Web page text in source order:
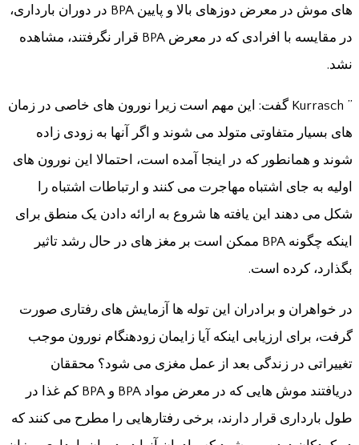
های موش در معرض دوزهای بالا و پایین BPA در دوران بارداری،
در مقایسه با افرادی که در معرض BPA قرار نگرفتند، مشاهده
نشد.
” Kurrasch گفت: این مهم است زیرا نورون های خاصی در زمان
های بسیار متفاوتی متولد می شوند و اگر آنها به زودی زاده
شوند و همانطور که در اینجا آمده است، احتمالا این نورون های
اولیه به جای اشتباه مهاجرت می کنند و ارتباطات اشتباه را
شکل می دهند این یافته ها شروع به ارائه دادن یک منطق برای
اینکه چگونه BPA ممکن است بر مغز های در حال رشد تاثیر
بگذارد، کرده است.
در خواهران و برادران این توله ها آزمایش های رفتاری صورت
گرفت، برای ارزیابی اینکه آیا زایمان زودهنگام نورون موجب
تغییراتی در زندگی بعد از عمل مغزی می شود؟ محققان
دریافتند موش هایی که در معرض مواد BPA و BPA کم غذا در
طول بارداری قرار دارند، برخی رفتارهایی را مطرح می کنند که